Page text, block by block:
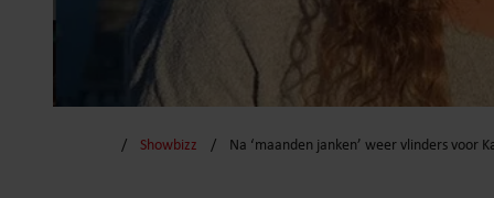
Showbizz Na ‘maanden janken’ weer vlinders voor